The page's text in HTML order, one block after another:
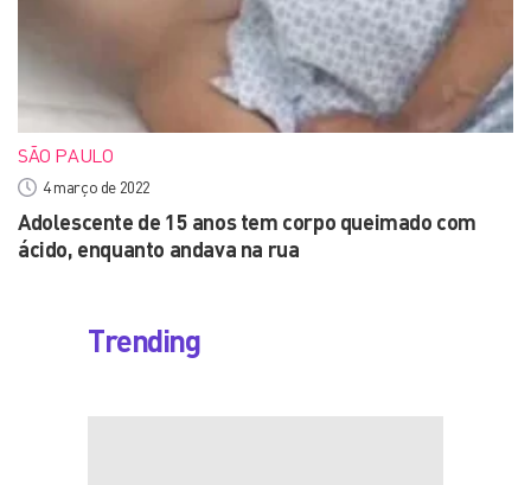
SÃO PAULO
4 março de 2022
Adolescente de 15 anos tem corpo queimado com
ácido, enquanto andava na rua
Trending